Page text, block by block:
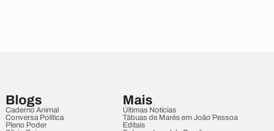
Blogs
Caderno Animal
Conversa Política
Pleno Poder
Mais
Últimas Notícias
Tábuas de Marés em João Pessoa
Editais